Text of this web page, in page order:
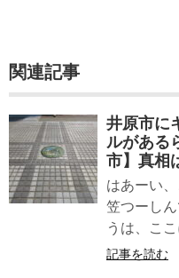
関連記事
井原市に
ルがある
市】真相
はあーい
笠つーし
うは、こ
記事を読む